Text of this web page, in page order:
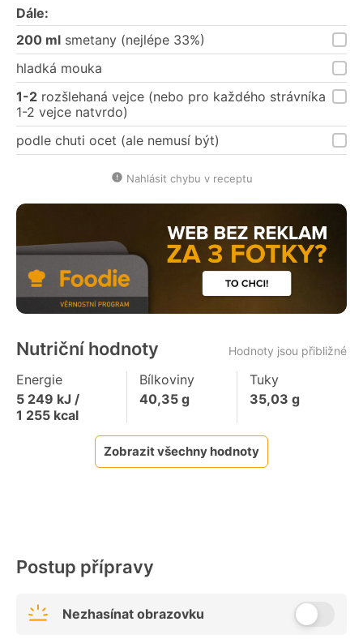
Dále:
200 ml smetany (nejlépe 33%)
hladká mouka
1-2 rozšlehaná vejce (nebo pro každého strávníka
1-2 vejce natvrdo)
podle chuti ocet (ale nemusí být)
Nahlásit chybu v receptu
Nutriční hodnoty Hodnoty jsou přibližné
Energie
5 249 kJ /
1 255 kcal
Bílkoviny
40,35g
Tuky
35,03 g
Zobrazit všechny hodnoty
Postup přípravy
Nezhasínat obrazovku